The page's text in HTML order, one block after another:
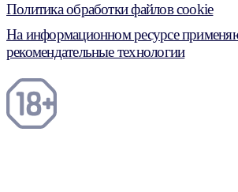
Политика обработки файлов cookie
На информационном ресурсе
рекомендательные технологии